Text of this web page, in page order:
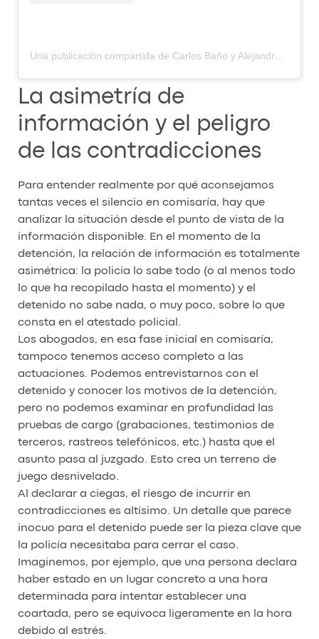
La asimetría de
información y el peligro
de las contradicciones
Para entender realmente por qué aconsejamos
tantas veces el silencio en comisaría, hay que
analizar la situación desde el punto de vista de la
información disponible. En el momento de la
detención, la relación de información es totalmente
asimétrica: la policía lo sabe todo (o al menos todo
lo que ha recopilado hasta el momento) y el
detenido no sabe nada, o muy poco, sobre lo que
consta en el atestado policial.
Los abogados, en esa fase inicial en comisaría,
tampoco tenemos acceso completo a las
actuaciones. Podemos entrevistarnos con el
detenido y conocer los motivos de la detención,
pero no podemos examinar en profundidad las
pruebas de cargo (grabaciones, testimonios de
terceros, rastreos telefónicos, etc.) hasta que el
asunto pasa al juzgado. Esto crea un terreno de
juego desnivelado.
Al declarar a ciegas, el riesgo de incurrir en
contradicciones es altísimo. Un detalle que parece
inocuo para el detenido puede ser la pieza clave que
la policía necesitaba para cerrar el caso.
Imaginemos, por ejemplo, que una persona declara
haber estado en un lugar concreto a una hora
determinada para intentar establecer una
coartada, pero se equivoca ligeramente en la hora
debido al estrés.